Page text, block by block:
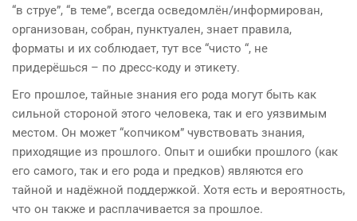
“в струе”, “в теме”, всегда осведомлён/информирован,
организован, собран, пунктуален, знает правила,
форматы и их соблюдает, тут все “чисто “, не
придерёшься – по дресс-коду и этикету.
Его прошлое, тайные знания его рода могут быть как
сильной стороной этого человека, так и его уязвимым
местом. Он может “копчиком” чувствовать знания,
приходящие из прошлого. Опыт и ошибки прошлого (как
его самого, так и его рода и предков) являются его
тайной и надёжной поддержкой. Хотя есть и вероятность,
что он также и расплачивается за прошлое.